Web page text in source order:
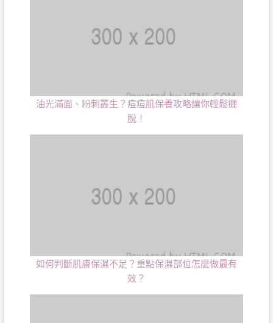
油光滿面、粉刺叢生？痘痘肌保養攻略讓你輕鬆擺
脫！
如何判斷肌膚保濕不足？重點保濕部位怎麼做最有
效？